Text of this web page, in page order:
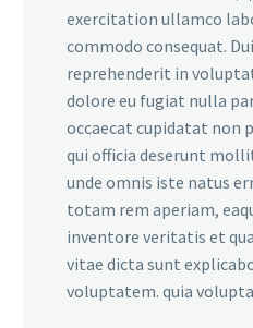
exercitation ullamco
commodo consequat.
reprehenderit in
dolore eu fugiat nulla
occaecat cupidatat non
qui officia deserunt
unde omnis iste natus
totam rem aperiam,
inventore veritatis et
vitae dicta sunt
voluptatem. quia